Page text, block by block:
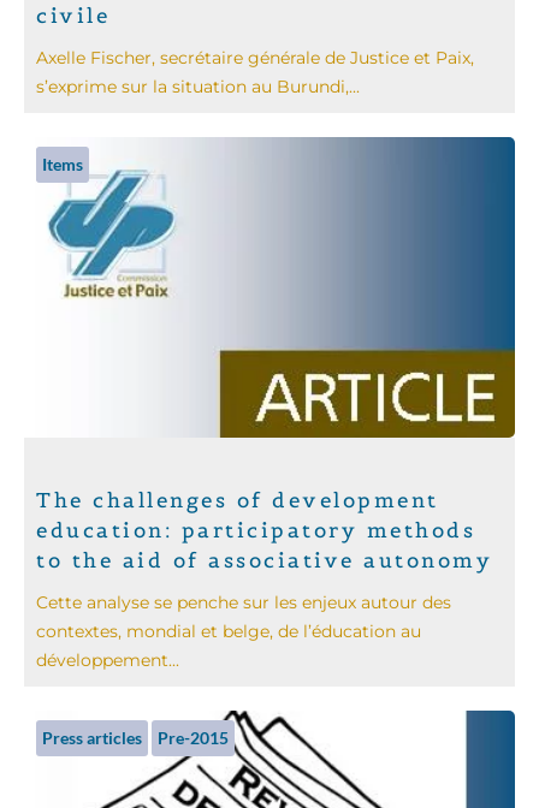
civile
Axelle Fischer, secrétaire générale de Justice et Paix,
s’exprime sur la situation au ‪‎Burundi‬,...
Items
The challenges of development
education: participatory methods
to the aid of associative autonomy
Cette analyse se penche sur les enjeux autour des
contextes, mondial et belge, de l’éducation au
développement...
Press articles Pre-2015